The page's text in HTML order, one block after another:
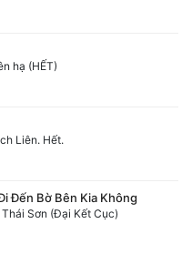
hạ (HẾT)
Liên. Hết.
Đến Bờ Bên Kia Không
Sơn (Đại Kết Cục)